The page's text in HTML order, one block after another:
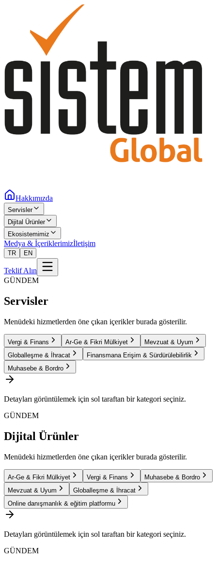
Hakkımızda
Servisler
Dijital Ürünler
Ekosistemimiz
Medya & İçeriklerimizİletişim
TR EN
Teklif Alın
GÜNDEM
Servisler
Menüdeki hizmetlerden öne çıkan içerikler burada gösterilir.
Vergi & Finans Ar-Ge & Fikri Mülkiyet
Mevzuat & Uyum
Globalleşme & İhracat
Finansmana Erişim & Sürdürülebilirlik
Muhasebe & Bordro
Detayları görüntülemek için sol taraftan bir kategori seçiniz.
GÜNDEM
Dijital Ürünler
Menüdeki hizmetlerden öne çıkan içerikler burada gösterilir.
Ar-Ge & Fikri Mülkiyet Vergi & Finans
Muhasebe & Bordro
Mevzuat & Uyum
Globalleşme & İhracat
Online danışmanlık & eğitim platformu
Detayları görüntülemek için sol taraftan bir kategori seçiniz.
GÜNDEM